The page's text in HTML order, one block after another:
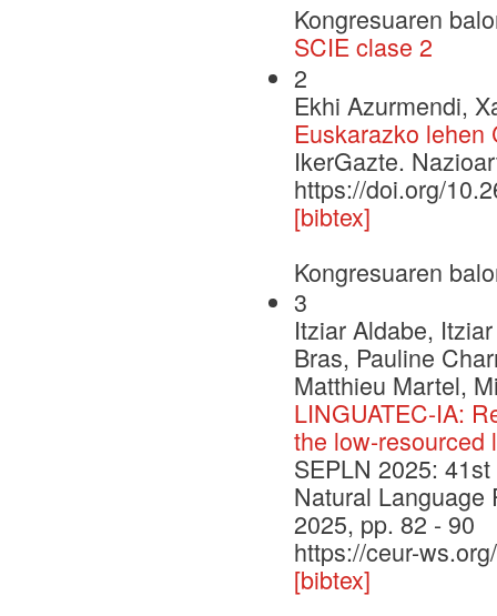
Kongresuaren
SCIE clase 2
2
Ekhi Azurmendi,
Euskarazko
IkerGazte.
https://doi.org/
[bibtex]
Kongresuaren
3
Itziar Aldabe,
Bras, Pauline
Matthieu Martel,
LINGUATEC-IA:
the low-resourced
SEPLN 2025:
Natural Language
2025, pp. 82 - 90
https://ceur-
[bibtex]